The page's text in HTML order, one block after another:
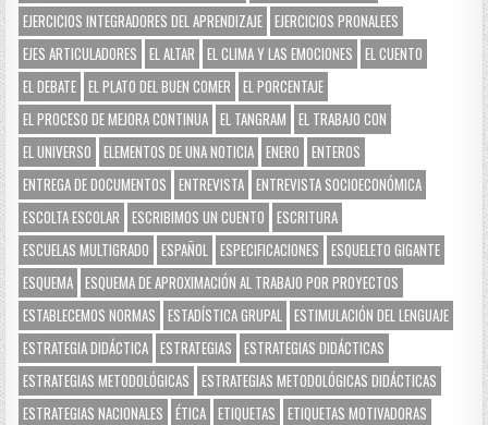
EJERCICIOS INTEGRADORES DEL APRENDIZAJE EJERCICIOS PRONALEES
EJES ARTICULADORES
EL ALTAR EL CLIMA Y LAS EMOCIONES
EL CUENTO
EL DEBATE EL PLATO DEL BUEN COMER
EL PORCENTAJE
EL PROCESO DE MEJORA CONTINUA EL TANGRAM
EL TRABAJO CON
EL UNIVERSO
ELEMENTOS DE UNA NOTICIA ENERO
ENTEROS
ENTREGA DE DOCUMENTOS
ENTREVISTA ENTREVISTA SOCIOECONÓMICA
ESCOLTA ESCOLAR
ESCRIBIMOS UN CUENTO
ESCRITURA
ESCUELAS MULTIGRADO
ESPAÑOL ESPECIFICACIONES
ESQUELETO GIGANTE
ESQUEMA ESQUEMA DE APROXIMACIÓN AL TRABAJO POR PROYECTOS
ESTABLECEMOS NORMAS
ESTADÍSTICA GRUPAL
ESTIMULACIÓN DEL LENGUAJE
ESTRATEGIA DIDÁCTICA ESTRATEGIAS
ESTRATEGIAS DIDÁCTICAS
ESTRATEGIAS METODOLÓGICAS
ESTRATEGIAS METODOLÓGICAS DIDÁCTICAS
ESTRATEGIAS NACIONALES
ÉTICA ETIQUETAS
ETIQUETAS MOTIVADORAS